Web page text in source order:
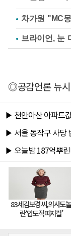
브라이언, 눈
◎공감언론 뉴